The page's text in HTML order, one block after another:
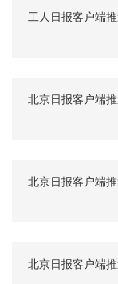
工人日报客户端
北京日报客户端
北京日报客户端
北京日报客户端